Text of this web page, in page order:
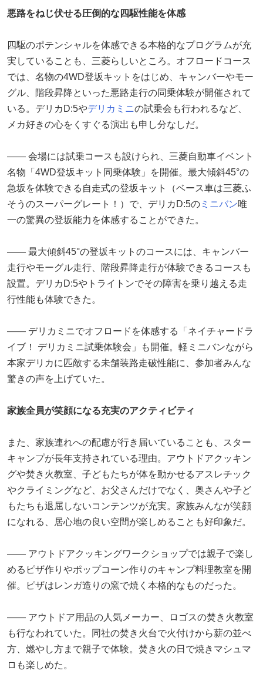
悪路をねじ伏せる圧倒的な四駆性能を体感
四駆のポテンシャルを体感できる本格的なプログラムが充
実していることも、三菱らしいところ。オフロードコース
では、名物の4WD登坂キットをはじめ、キャンバーやモー
グル、階段昇降といった悪路走行の同乗体験が開催されて
いる。デリカD:5やデリカミニの試乗会も行われるなど、
メカ好きの心をくすぐる演出も申し分なしだ。
―― 会場には試乗コースも設けられ、三菱自動車イベント
名物「4WD登坂キット同乗体験」を開催。最大傾斜45°の
急坂を体験できる自走式の登坂キット（ベース車は三菱ふ
そうのスーパーグレート！）で、デリカD:5の ミニバン唯
一の驚異の登坂能力を体感することができた。
―― 最大傾斜45°の登坂キットのコースには、キャンバー
走行やモーグル走行、階段昇降走行が体験できるコースも
設置。デリカD:5やトライトンでその障害を乗り越える走
行性能も体験できた。
―― デリカミニでオフロードを体感する「ネイチャードラ
イブ！ デリカミニ試乗体験会」も開催。軽ミニバンながら
本家デリカに匹敵する未舗装路走破性能に、参加者みんな
驚きの声を上げていた。
家族全員が笑顔になる充実のアクティビティ
また、家族連れへの配慮が行き届いていることも、スター
キャンプが長年支持されている理由。アウトドアクッキン
グや焚き火教室、子どもたちが体を動かせるアスレチック
やクライミングなど、お父さんだけでなく、奥さんや子ど
もたちも退屈しないコンテンツが充実。家族みんなが笑顔
になれる、居心地の良い空間が楽しめることも好印象だ。
―― アウトドアクッキングワークショップでは親子で楽し
めるピザ作りやポップコーン作りのキャンプ料理教室を開
催。ピザはレンガ造りの窯で焼く本格的なものだった。
―― アウトドア用品の人気メーカー、ロゴスの焚き火教室
も行なわれていた。同社の焚き火台で火付けから薪の並べ
方、燃やし方まで親子で体験。焚き火の日で焼きマシュマ
ロも楽しめた。